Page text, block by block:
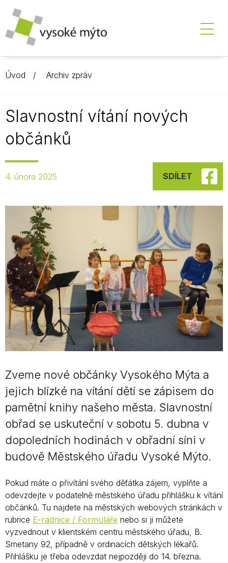
Úvod Archiv zpráv
Slavnostní vítání nových
občánků
4. února 2025 SDÍLET
Zveme nové občánky Vysokého Mýta a
jejich blízké na vítání dětí se zápisem do
pamětní knihy našeho města. Slavnostní
obřad se uskuteční v sobotu 5. dubna v
dopoledních hodinách v obřadní síni v
budově Městského úřadu Vysoké Mýto.
Pokud máte o přivítání svého děťátka zájem, vyplňte a
odevzdejte v podatelně městského úřadu přihlášku k vítání
občánků. Tu najdete na městských webových stránkách v
rubrice E-radnice / Formuláře nebo si ji můžete
vyzvednout v klientském centru městského úřadu, B.
Smetany 92, případně v ordinacích dětských lékařů.
Přihlášku je třeba odevzdat nejpozději do 14. března.